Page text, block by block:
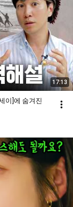
17:13
이]에 숨겨진